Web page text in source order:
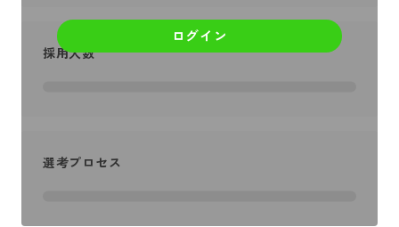
ログイン
採用人数
選考プロセス